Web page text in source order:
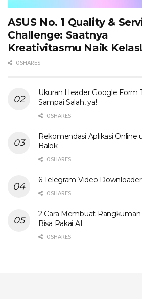
ASUS No. 1 Quality &
Challenge: Saatnya
Kreativitasmu Naik Kelas!
0 SHARES
Ukuran Header Google Form
Sampai Salah, ya!
0 SHARES
Rekomendasi Aplikasi
Balok
0 SHARES
6 Telegram Video Downloader
0 SHARES
2 Cara Membuat Rangkuman
Bisa Pakai AI
0 SHARES